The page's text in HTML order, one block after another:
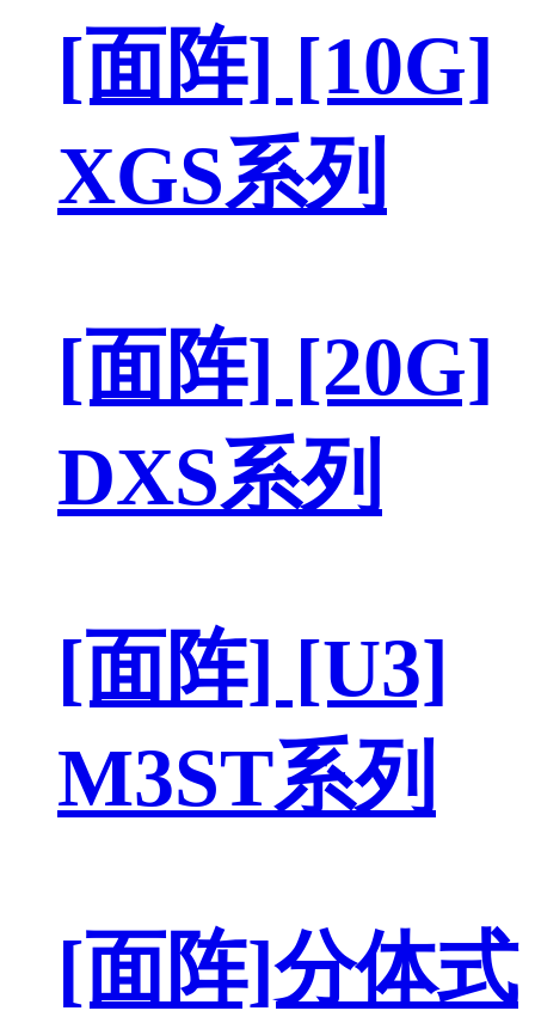
[面阵] [10G]
XGS系列
[面阵] [20G]
DXS系列
[面阵] [U3]
M3ST系列
[面阵]分体式